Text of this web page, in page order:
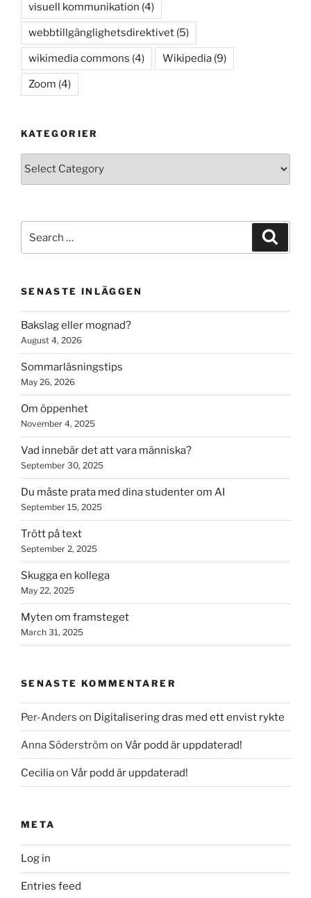
visuell kommunikation (4)
webbtillgänglighetsdirektivet (5)
wikimedia commons (4) Wikipedia (9)
Zoom (4)
KATEGORIER
Kategorier
for:
SENASTE INLÄGGEN
Bakslag eller mognad?
August 4, 2026
Sommarläsningstips
May 26, 2026
Om öppenhet
November 4, 2025
Vad innebär det att vara människa?
September 30, 2025
Du måste prata med dina studenter om AI
September 15, 2025
Trött på text
September 2, 2025
Skugga en kollega
May 22, 2025
Myten om framsteget
March 31, 2025
SENASTE KOMMENTARER
Per-Anders on Digitalisering dras med ett envist rykte
Anna Söderström on Vår podd är uppdaterad!
Ceciliaon Vår podd är uppdaterad!
META
Log in
Entries feed